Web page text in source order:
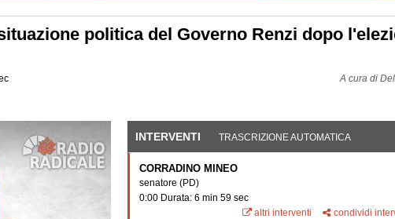
politica del Governo Renzi dopo
A cura di
INTERVENTI (SCHEDA ATTIVA)
TRASCRIZIONE AUTOMATICA
CORRADINO MINEO
senatore (PD)
0:00 Durata: 6 min 59 sec
altri interventi
condividi